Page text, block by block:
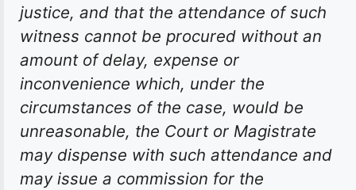
justice, and that the attendance of such
witness cannot be procured without an
amount of delay, expense or
inconvenience which, under the
circumstances of the case, would be
unreasonable, the Court or Magistrate
may dispense with such attendance and
may issue a commission for the